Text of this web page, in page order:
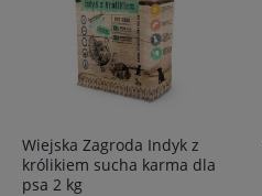
Wiejska Zagroda Indyk z
królikiem sucha karma dla
psa 2 kg